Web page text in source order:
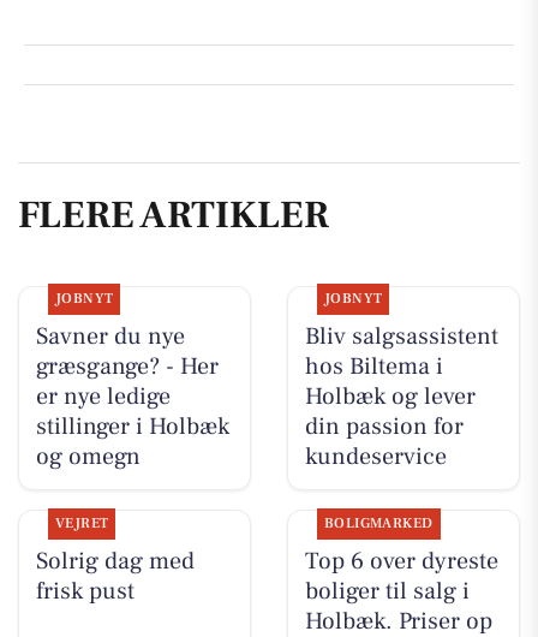
FLERE ARTIKLER
JOBNYT
Savner du nye
græsgange? - Her
er nye ledige
stillinger i Holbæk
og omegn
JOBNYT
Bliv salgsassistent
hos Biltema i
Holbæk og lever
din passion for
kundeservice
VEJRET
Solrig dag med
frisk pust
BOLIGMARKED
Top 6 over dyreste
boliger til salg i
Holbæk. Priser op